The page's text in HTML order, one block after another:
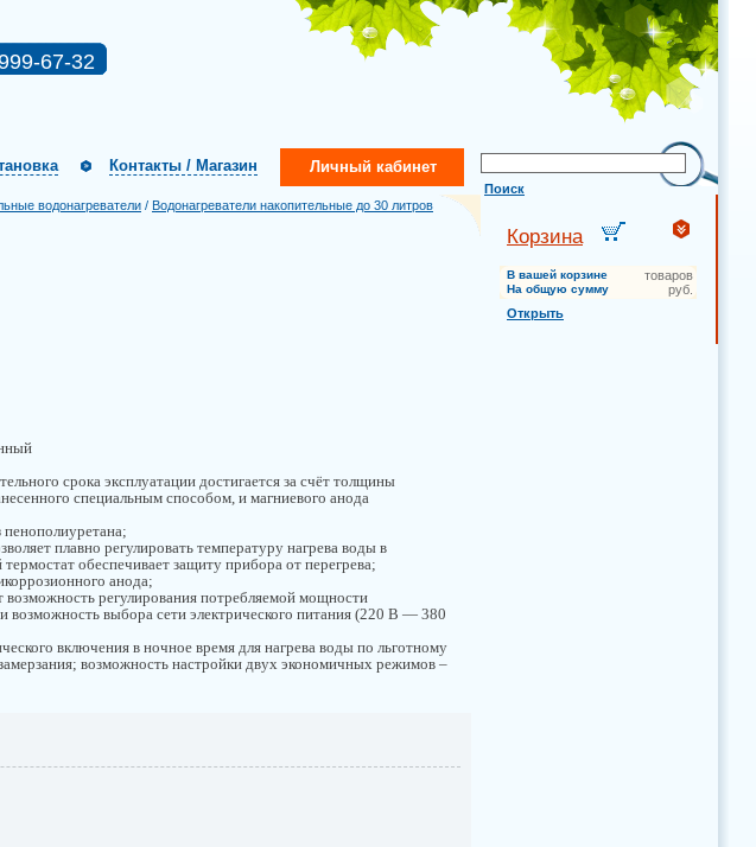
67-32
Поиск
Контакты / Магазин Личный кабинет
водонагреватели / Водонагреватели накопительные до 30 литров
срока эксплуатации достигается за счёт толщины
специальным способом, и магниевого анода
пенополиуретана;
плавно регулировать температуру нагрева воды в
обеспечивает защиту прибора от перегрева;
анода;
регулирования потребляемой мощности
выбора сети электрического питания (220 В — 380
включения в ночное время для нагрева воды по льготному
возможность настройки двух экономичных режимов –
Корзина
В вашей корзине товаров
На общую сумму
руб.
Открыть